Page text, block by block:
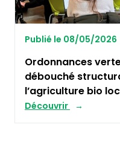
Publié le 08/05/2026
Ordonnances
débouché
l’agriculture bio
Découvrir